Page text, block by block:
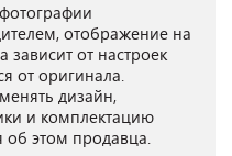
отображение на
зависит от настроек
от оригинала.
дизайн,
и комплектацию
об этом продавца.